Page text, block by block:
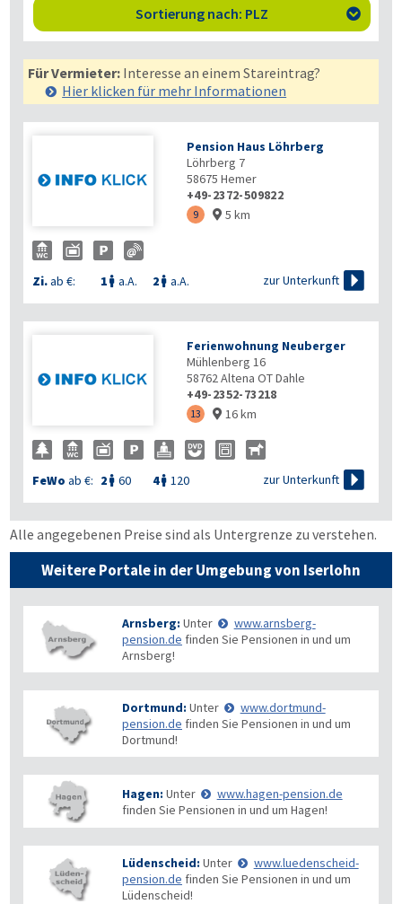
Sortierung nach: PLZ 
Für Vermieter: Interesse an einem Stareintrag?
Hier klicken für mehr Informationen
Pension Haus Löhrberg
Löhrberg 7
58675 Hemer
+49-2372-509822
9  5 km
Zi.ab €: 1  a.A. 2  a.A. zur Unterkunft 
Ferienwohnung Neuberger
Mühlenberg 16
58762Altena OT Dahle
+49-2352-73218
13  16 km
FeWo ab €: 2  60 4 120 zur Unterkunft 
Alle angegebenen Preise sind als Untergrenze zu verstehen.
Weitere Portale in der Umgebung von Iserlohn
Arnsberg: Unter
www.arnsberg-
pension.de finden Sie Pensionen in und um
Arnsberg!
Dortmund: Unter
www.dortmund-
pension.de finden Sie Pensionen in und um
Dortmund!
Hagen: Unter
www.hagen-pension.de
finden Sie Pensionen in und um Hagen!
Lüdenscheid: Unter
www.luedenscheid-
pension.de finden Sie Pensionen in und um
Lüdenscheid!